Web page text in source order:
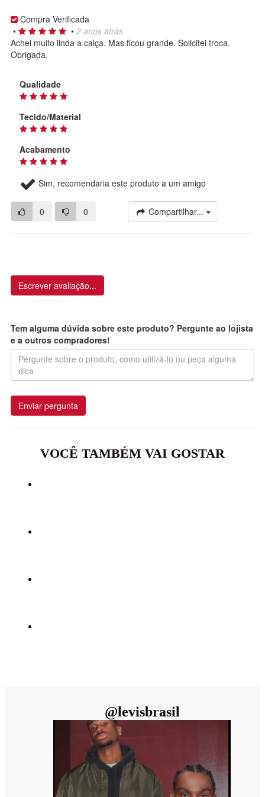
Compra Verificada
•
• 2 anos atrás
Achei muito linda a calça. Mas ficou grande. Solicitei troca.
Obrigada.
Qualidade
Tecido/Material
Acabamento
Sim, recomendaria este produto a um amigo
0 0 Compartilhar...
Escrever avaliação...
Tem alguma dúvida sobre este produto? Pergunte ao lojista
e a outros compradores!
Enviar pergunta
VOCÊ TAMBÉM VAI GOSTAR
@levisbrasil